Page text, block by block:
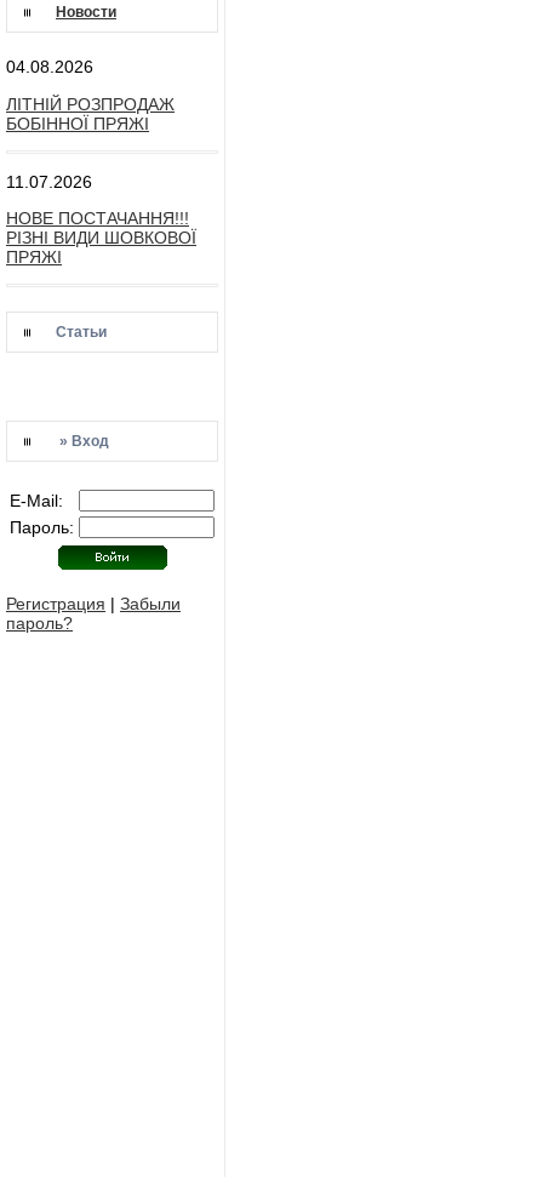
Новости
04.08.2026
ЛІТНІЙ РОЗПРОДАЖ
БОБІННОЇ ПРЯЖІ
11.07.2026
НОВЕ ПОСТАЧАННЯ!!!
РІЗНІ ВИДИ ШОВКОВОЇ
ПРЯЖІ
Статьи
» Вход
E-Mail:
Пароль:
Регистрация | Забыли
пароль?